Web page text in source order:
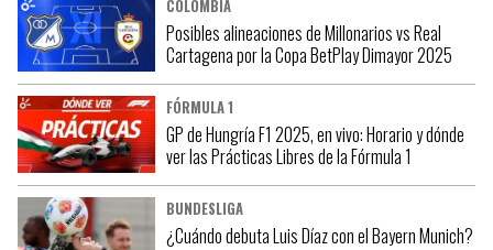
COLOMBIA
Posibles alineaciones de Millonarios vs Real
Cartagena por la Copa BetPlay Dimayor 2025
FÓRMULA 1
GP de Hungría F1 2025, en vivo: Horario y dónde
ver las Prácticas Libres de la Fórmula 1
BUNDESLIGA
¿Cuándo debuta Luis Díaz con el Bayern Munich?